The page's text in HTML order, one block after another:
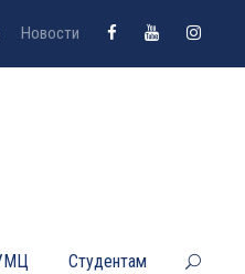
Новости
Студентам